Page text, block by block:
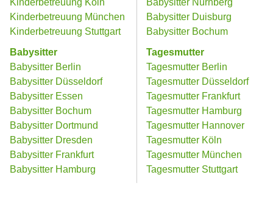
Kinderbetreuung München
Kinderbetreuung Stuttgart
Babysitter
Babysitter Berlin
Babysitter Düsseldorf
Babysitter Essen
Babysitter Bochum
Babysitter Dortmund
Babysitter Dresden
Babysitter Frankfurt
Babysitter Hamburg
Babysitter Duisburg
Babysitter Bochum
Tagesmutter
Tagesmutter Berlin
Tagesmutter Düsseldorf
Tagesmutter Frankfurt
Tagesmutter Hamburg
Tagesmutter Hannover
Tagesmutter Köln
Tagesmutter München
Tagesmutter Stuttgart